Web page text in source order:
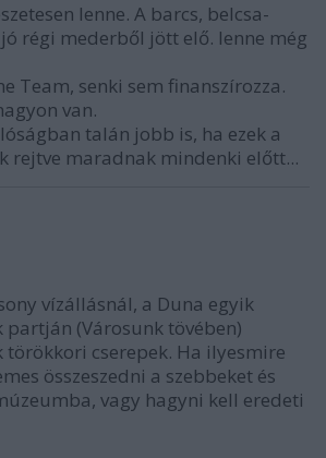
lenne. A barcs, belcsa-
régi mederből jött elő. lenne még
Team, senki sem finanszírozza.
van.
talán jobb is, ha ezek a
rejtve maradnak mindenki előtt...
vízállásnál, a Duna egyik
(Városunk tövében)
törökkori cserepek. Ha ilyesmire
összeszedni a szebbeket és
vagy hagyni kell eredeti